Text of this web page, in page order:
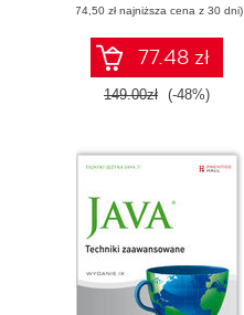
(74,50 zł najniższa cena z 30 dni)
77.48 zł
149.00zł (-48%)